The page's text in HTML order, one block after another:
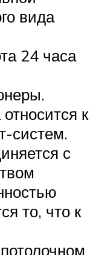
вида
24 часа
к
систем.
с
то, что к